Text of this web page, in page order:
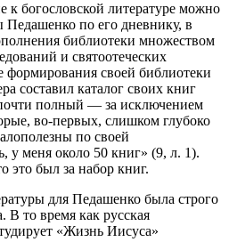
к богословской литературе можно
Педашенко по его дневнику, в
библиотеки множеством
и святоотеческих
формирования своей библиотеки
составил каталог своих книг
почти полный — за исключением
во-первых, слишком глубоко
по своей
у меня около 50 книг» (9, л. 1).
это был за набор книг.
для Педашенко была строго
В то время как русская
«Жизнь Иисуса»